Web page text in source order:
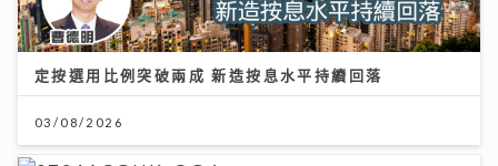
定按選用比例突破兩成 新造按息水平持續回落
03/08/2026